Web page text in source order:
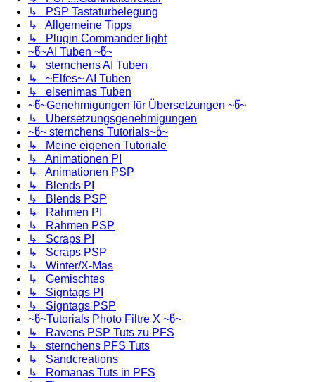
↳ PSP Tastaturbelegung
↳ Allgemeine Tipps
↳ Plugin Commander light
~წ~AI Tuben ~წ~
↳ sternchens AI Tuben
↳ ~Elfes~ AI Tuben
↳ elsenimas Tuben
~წ~Genehmigungen für Übersetzungen ~წ~
↳ Übersetzungsgenehmigungen
~წ~ sternchens Tutorials~წ~
↳ Meine eigenen Tutoriale
↳ Animationen PI
↳ Animationen PSP
↳ Blends PI
↳ Blends PSP
↳ Rahmen PI
↳ Rahmen PSP
↳ Scraps PI
↳ Scraps PSP
↳ Winter/X-Mas
↳ Gemischtes
↳ Signtags PI
↳ Signtags PSP
~წ~Tutorials Photo Filtre X ~წ~
↳ Ravens PSP Tuts zu PFS
↳ sternchens PFS Tuts
↳ Sandcreations
↳ Romanas Tuts in PFS